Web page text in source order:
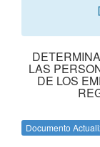
LAS
DE LOS
Documento